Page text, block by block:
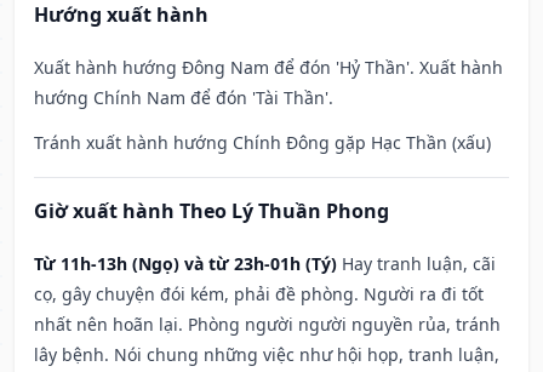
Hướng xuất hành
Xuất hành hướng Đông Nam để đón 'Hỷ Thần'. Xuất hành
hướng Chính Nam để đón 'Tài Thần'.
Tránh xuất hành hướng Chính Đông gặp Hạc Thần (xấu)
Giờ xuất hành Theo Lý Thuần Phong
Từ 11h-13h (Ngọ) và từ 23h-01h (Tý) Hay tranh luận, cãi
cọ, gây chuyện đói kém, phải đề phòng. Người ra đi tốt
nhất nên hoãn lại. Phòng người người nguyền rủa, tránh
lây bệnh. Nói chung những việc như hội họp, tranh luận,